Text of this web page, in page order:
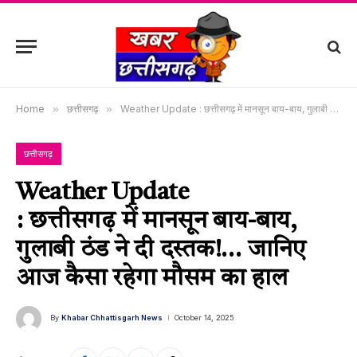
Home » छत्तीसगढ़ » Weather Update : छत्तीसगढ़ में मानसून बाय-बाय, गुलाबी ठंड ने दी दस्तक!… जानिए आज कैसा रहेगा मौसम का हाल
छत्तीसगढ़
Weather Update
: छत्तीसगढ़ में मानसून बाय-बाय,
गुलाबी ठंड ने दी दस्तक!… जानिए
आज कैसा रहेगा मौसम का हाल
By Khabar Chhattisgarh News October 14, 2025